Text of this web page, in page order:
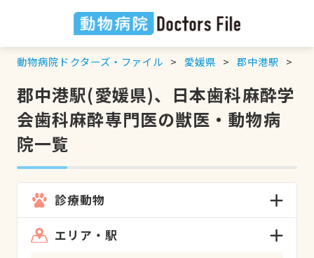
動物病院ドクターズ・ファイル 愛媛県 郡中港駅
郡中港駅(愛媛県)、日本歯科麻酔学
会歯科麻酔専門医の獣医・動物病
院一覧
診療動物
エリア・駅